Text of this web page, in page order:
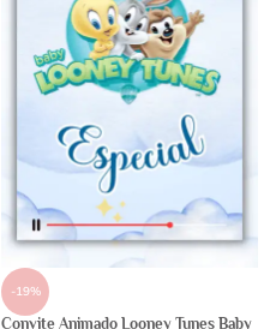
-19%
Convite Animado Looney Tunes Baby